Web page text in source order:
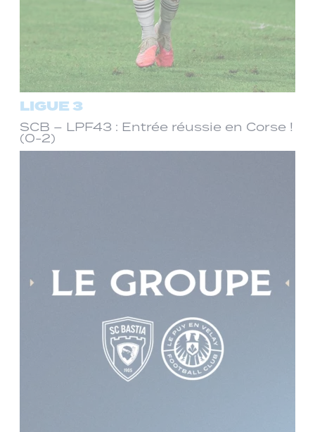
LIGUE 3
SCB – LPF43 : Entrée réussie en Corse !
(0-2)